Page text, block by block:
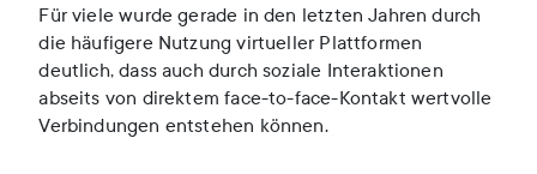
Für viele wurde gerade in den letzten Jahren durch
die häufigere Nutzung virtueller Plattformen
deutlich, dass auch durch soziale Interaktionen
abseits von direktem face-to-face-Kontakt wertvolle
Verbindungen entstehen können.